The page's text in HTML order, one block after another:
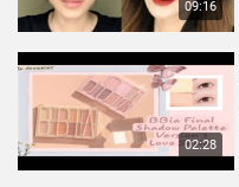
09:16
02:28